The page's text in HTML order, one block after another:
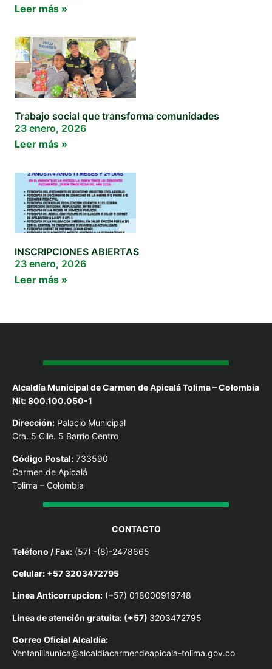
Leer más »
Trabajo social que transforma comunidades
23 enero, 2026
Leer más »
INSCRIPCIONES ABIERTAS
23 enero, 2026
Leer más »
Alcaldía Municipal de Carmen de Apicalá Tolima – Colombia
Nit: 800.100.050-1
Dirección: Palacio Municipal
Cra. 5 Clle. 5 Barrio Centro
Código Postal: 733590
Carmen de Apicalá
Tolima – Colombia
CONTACTO
Teléfono / Fax: (57) -(8)-2478665
Celular: +57 3203472795
Linea Anticorrupcion: (+57) 018000919748
Línea de atención gratuita: (+57) 3203472795
Correo Oficial Alcaldía:
Ventanillaunica@alcaldiacarmendeapicala-tolima.gov.co